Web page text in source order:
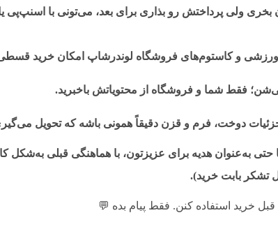
ولی پرداختش رو بذاری برای بعد، می‌تونی با
و کاستوم‌های فروشگاه لوندرشاپ امکان خرید قسطی
فقط شما و فروشگاه از محتویاتش باخبرید.
دوخت، فرم و قزن دقیقاً همونی باشه که تحویل
به‌عنوان هدیه برای عزیزتون، با هماهنگی قبلی به‌شکل
تشکر بابت خرید).
قبل خرید استفاده کنن. فقط پیام بده 💬